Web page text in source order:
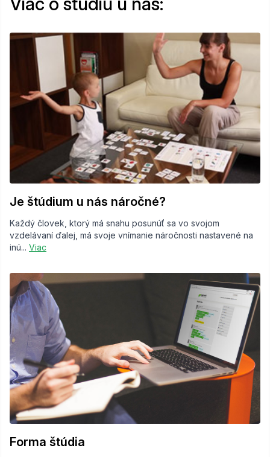
Je štúdium u nás náročné?
Každý človek, ktorý má snahu posunúť sa vo svojom
vzdelávaní ďalej, má svoje vnímanie náročnosti nastavené na
inú... Viac
Forma štúdia